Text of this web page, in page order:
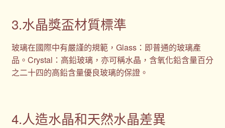
3.水晶獎盃材質標準
玻璃在國際中有嚴謹的規範，Glass：即普通的玻璃產
品。Crystal：高鉛玻璃，亦可稱水晶，含氧化鉛含量百分
之二十四的高鉛含量優良玻璃的保證。
4.人造水晶和天然水晶差異